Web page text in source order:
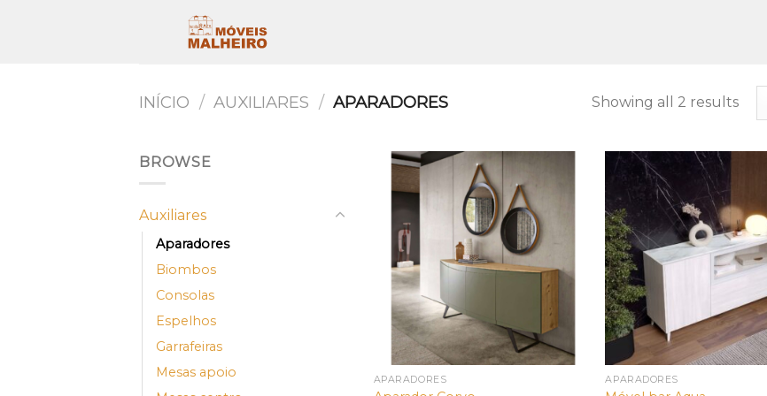
INÍCIO / AUXILIARES / APARADORES Showing all 2 results
BROWSE
Auxiliares
Aparadores
Biombos
Consolas
Espelhos
Garrafeiras
Mesas apoio
APARADORES APARADORES